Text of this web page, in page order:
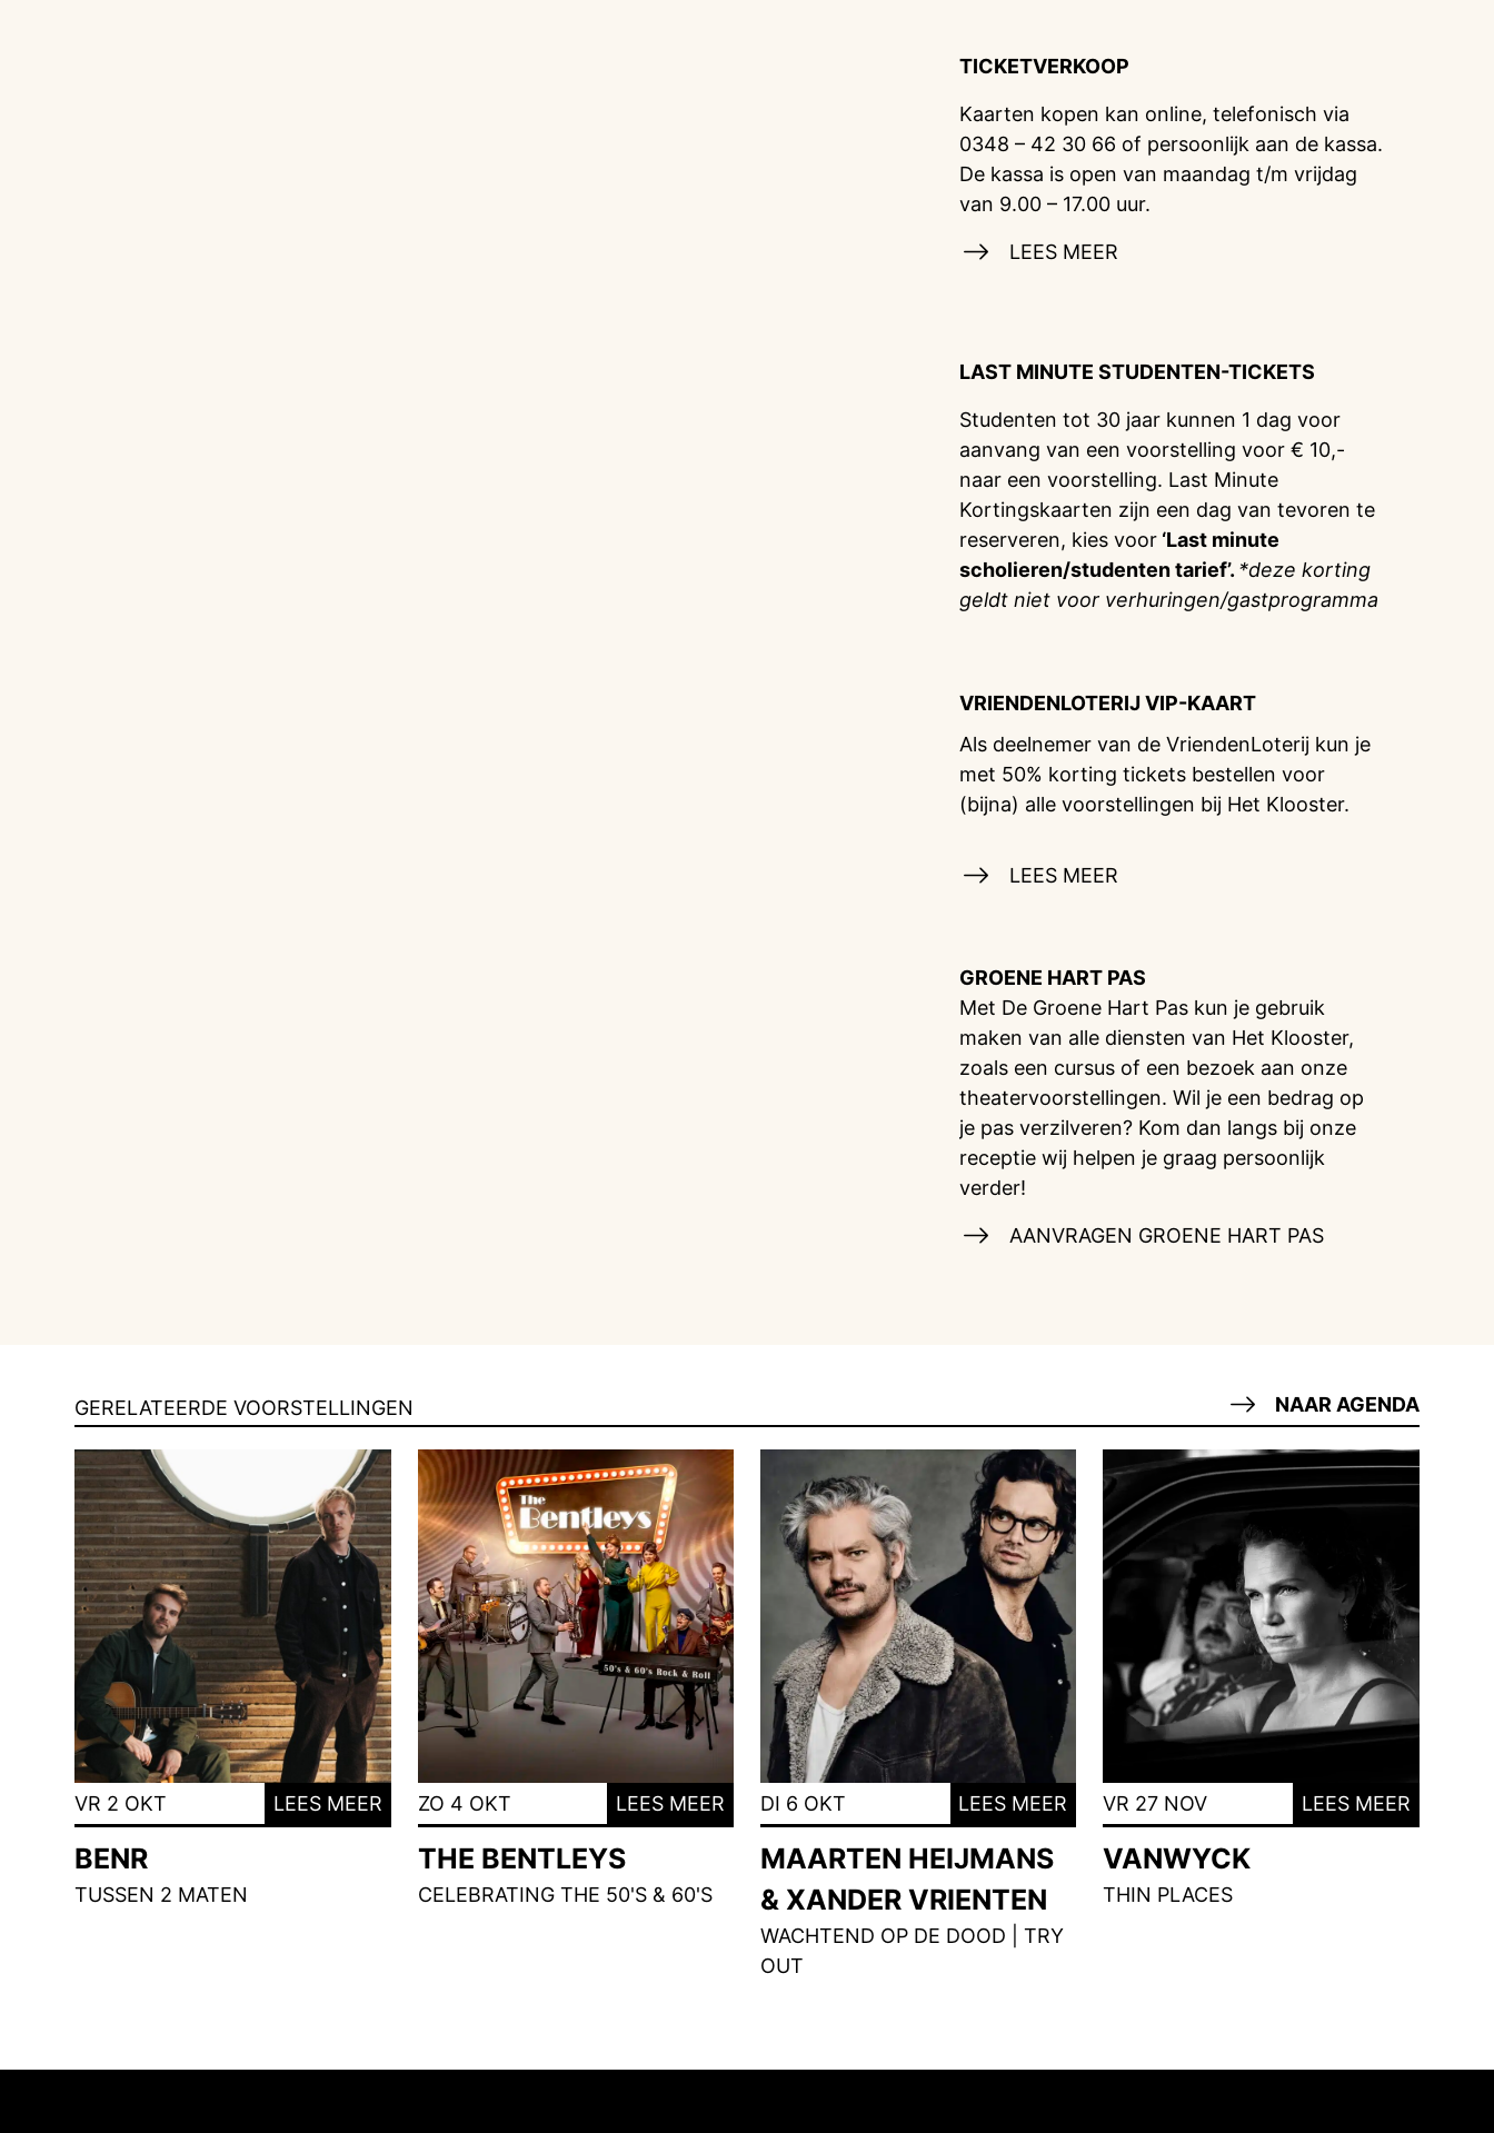
TICKETVERKOOP
Kaarten kopen kan online, telefonisch via
0348 – 42 30 66 of persoonlijk aan de kassa.
De kassa is open van maandag t/m vrijdag
van 9.00 – 17.00 uur.
LEES MEER
LAST MINUTE STUDENTEN-TICKETS
Studenten tot 30 jaar kunnen 1 dag voor
aanvang van een voorstelling voor € 10,-
naar een voorstelling. Last Minute
Kortingskaarten zijn een dag van tevoren te
reserveren, kies voor ‘Last minute
scholieren/studenten tarief’. *deze korting
geldt niet voor verhuringen/gastprogramma
VRIENDENLOTERIJVIP-KAART
Als deelnemer van de VriendenLoterij kun je
met 50% korting tickets bestellen voor
(bijna) alle voorstellingen bij Het Klooster.
LEES MEER
GROENE HART PAS
Met De Groene Hart Pas kun je gebruik
maken van alle diensten van Het Klooster,
zoals een cursus of een bezoek aan onze
theatervoorstellingen. Wil je een bedrag op
je pas verzilveren? Kom dan langs bij onze
receptie wij helpen je graag persoonlijk
verder!
AANVRAGEN GROENE HART PAS
GERELATEERDE VOORSTELLINGEN NAAR AGENDA
VR 2 OKT LEES MEER
BENR
TUSSEN 2 MATEN
ZO 4 OKT LEES MEER
THE BENTLEYS
CELEBRATING THE 50'S & 60'S
DI 6 OKT LEES MEER
MAARTEN HEIJMANS
& XANDER VRIENTEN
WACHTEND OP DE DOOD | TRY
OUT
VR 27 NOV LEES MEER
VANWYCK
THIN PLACES